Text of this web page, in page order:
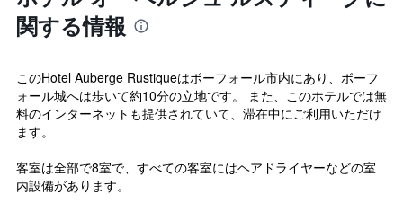
関する情報
このHotel Auberge Rustiqueはボーフォール市内にあり、ボーフ
ォール城へは歩いて約10分の立地です。 また、このホテルでは無
料のインターネットも提供されていて、滞在中にご利用いただけ
ます。
客室は全部で8室で、すべての客室にはヘアドライヤーなどの室
内設備があります。